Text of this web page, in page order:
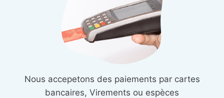
Nous accepetons des paiements par cartes
bancaires, Virements ou espèces